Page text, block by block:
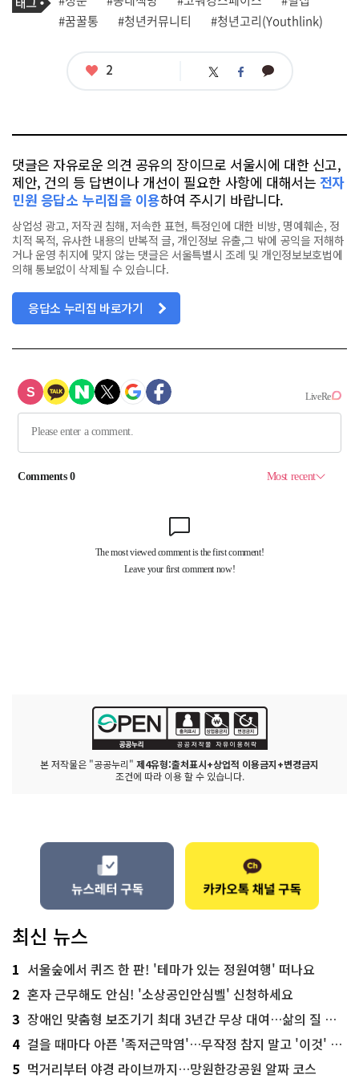
사
관
련
그
#꿈꿀통
#청년커뮤니티 #청년고리(Youthlink)
좋
2 트 페 카
댓글은 자유로운 의견 공유의 장이므로 서울시에 대한 신고,
제안, 건의 등 답변이나 개선이 필요한 사항에 대해서는 전자
민원 응답소 누리집을 이용하여 주시기 바랍니다.
상업성 광고, 저작권 침해, 저속한 표현, 특정인에 대한 비방, 명예훼손, 정
치적 목적, 유사한 내용의 반복적 글, 개인정보 유출,그 밖에 공익을 저해하
거나 운영 취지에 맞지 않는 댓글은 서울특별시 조례 및 개인정보보호법에
의해 통보없이 삭제될 수 있습니다.
응답소 누리집 바로가기
본 저작물은 "공공누리" 제4유형:출처표시+상업적 이용금지+변경금지
조건에 따라 이용 할 수 있습니다.
최신 뉴스
1 서울숲에서 퀴즈 한 판! '테마가 있는 정원여행' 떠나요
2 혼자 근무해도 안심! '소상공인안심벨' 신청하세요
3 장애인 맞춤형 보조기기 최대 3년간 무상 대여…삶의 질 높인다
4 걸을 때마다 아픈 '족저근막염'…무작정 참지 말고 '이것' 해보세요!
5 먹거리부터 야경 라이브까지…망원한강공원 알짜 코스